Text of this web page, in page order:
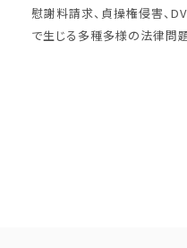
慰謝料請求、貞操権侵害、
で生じる多種多様の法律問